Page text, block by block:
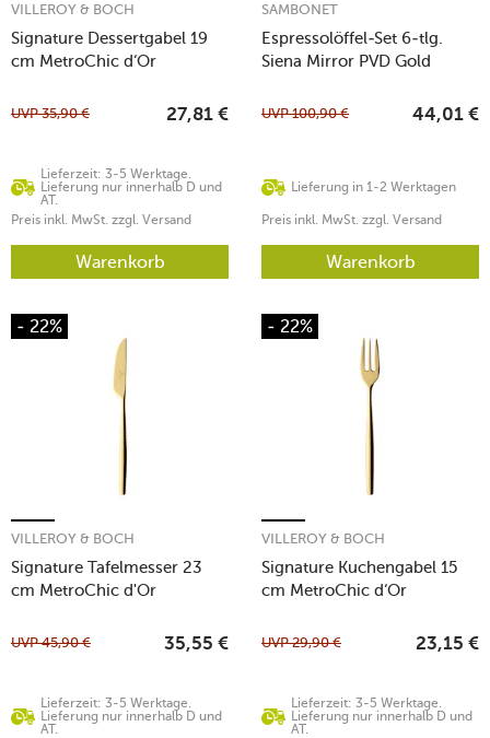
Signature Dessertgabel 19
cm MetroChic d‘Or
VILLEROY & BOCH
Lieferzeit: 3-5 Werktage.
Lieferung nur innerhalb D und
AT.
UVP35,90 € 27,81 €
Preis inkl. MwSt. zzgl. Versand
Warenkorb
Espressolöffel-Set 6-tlg.
Siena Mirror PVD Gold
SAMBONET
Lieferung in 1-2 Werktagen
UVP100,90 € 44,01 €
Preis inkl. MwSt. zzgl. Versand
Warenkorb
- 22%
Signature Tafelmesser 23
cm MetroChic d'Or
VILLEROY & BOCH
Lieferzeit: 3-5 Werktage.
Lieferung nur innerhalb D und
AT.
UVP45,90 € 35,55 €
- 22%
Signature Kuchengabel 15
cm MetroChic d‘Or
VILLEROY & BOCH
Lieferzeit: 3-5 Werktage.
Lieferung nur innerhalb D und
AT.
UVP29,90 € 23,15 €